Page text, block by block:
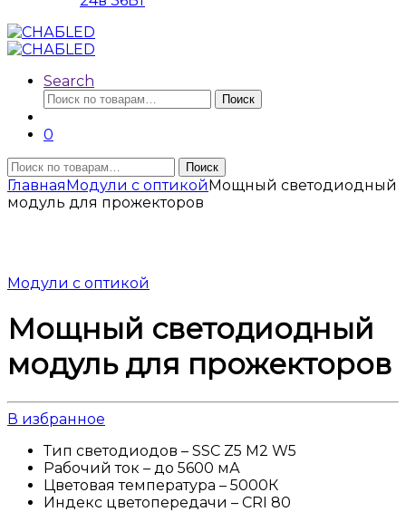
Search
Искать:
Поиск
0
Искать:
Поиск
ГлавнаяМодули с оптикойМощный светодиодный
модуль для прожекторов
Модули с оптикой
Мощный светодиодный
модуль для прожекторов
В избранное
Тип светодиодов – SSC Z5 M2 W5
Рабочий ток – до 5600 мА
Цветовая температура – 5000К
Индекс цветопередачи – CRI 80